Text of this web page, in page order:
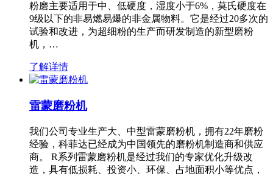
粉磨主要适用于中、低硬度，湿度小于6%，莫氏硬度在
9级以下的非易燃易爆的非金属物料。它是经过20多次的
试验和改进，为超细粉的生产而研发制造的新型磨粉
机，…
了解详情
雷蒙磨粉机
我们公司专业生产大、中型雷蒙磨粉机，拥有22年磨粉
经验，科菲达已经成为中国领先的磨粉机制造商和供应
商。 R系列雷蒙磨粉机是经过我们的专家优化升级改
造，具有低损耗、投资小、环保、占地面积小等优点，